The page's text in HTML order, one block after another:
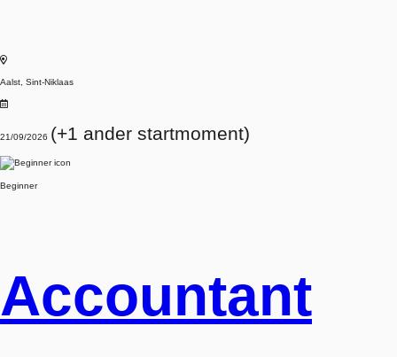
Aalst, Sint-Niklaas
21/09/2026 (+1 ander startmoment)
Beginner
Accountant